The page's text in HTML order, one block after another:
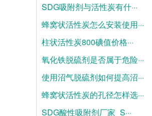
SDG吸附剂与活性炭有什···
2026-08-04
蜂窝状活性炭怎么安装使用···
2026-07-28
柱状活性炭800碘值价格···
2026-07-21
氧化铁脱硫剂是否属于危险···
2025-06-19
使用沼气脱硫剂如何提高沼···
2025-06-12
蜂窝状活性炭的孔径怎样选···
2025-06-05
SDG酸性吸附剂厂家_S···